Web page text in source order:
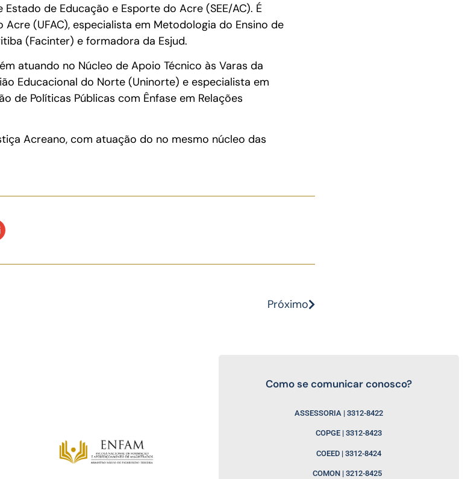
de Educação e Esporte do Acre (SEE/AC). É
(UFAC), especialista em Metodologia do Ensino de
(Facinter) e formadora da Esjud.
atuando no Núcleo de Apoio Técnico às Varas da
Educacional do Norte (Uninorte) e especialista em
de Políticas Públicas com Ênfase em Relações
Acreano, com atuação do no mesmo núcleo das
Próximo
Como se comunicar conosco?
ASSESSORIA | 3312-8422
COPGE | 3312-8423
COEED | 3312-8424
COMON | 3212-8425